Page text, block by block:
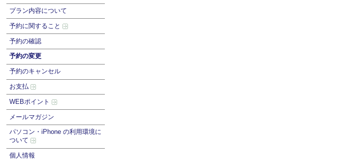
プラン内容について
予約に関すること
予約の確認
予約の変更
予約のキャンセル
お支払
WEBポイント
メールマガジン
パソコン・iPhone の利用環境に
ついて
個人情報